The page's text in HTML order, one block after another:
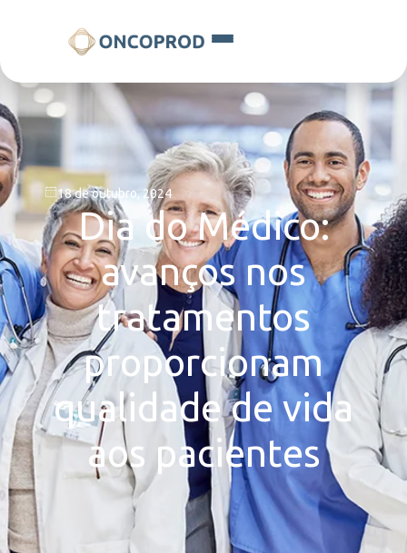
18 de outubro, 2024
Dia do Médico:
avanços nos
tratamentos
proporcionam
qualidade de vida
aos pacientes